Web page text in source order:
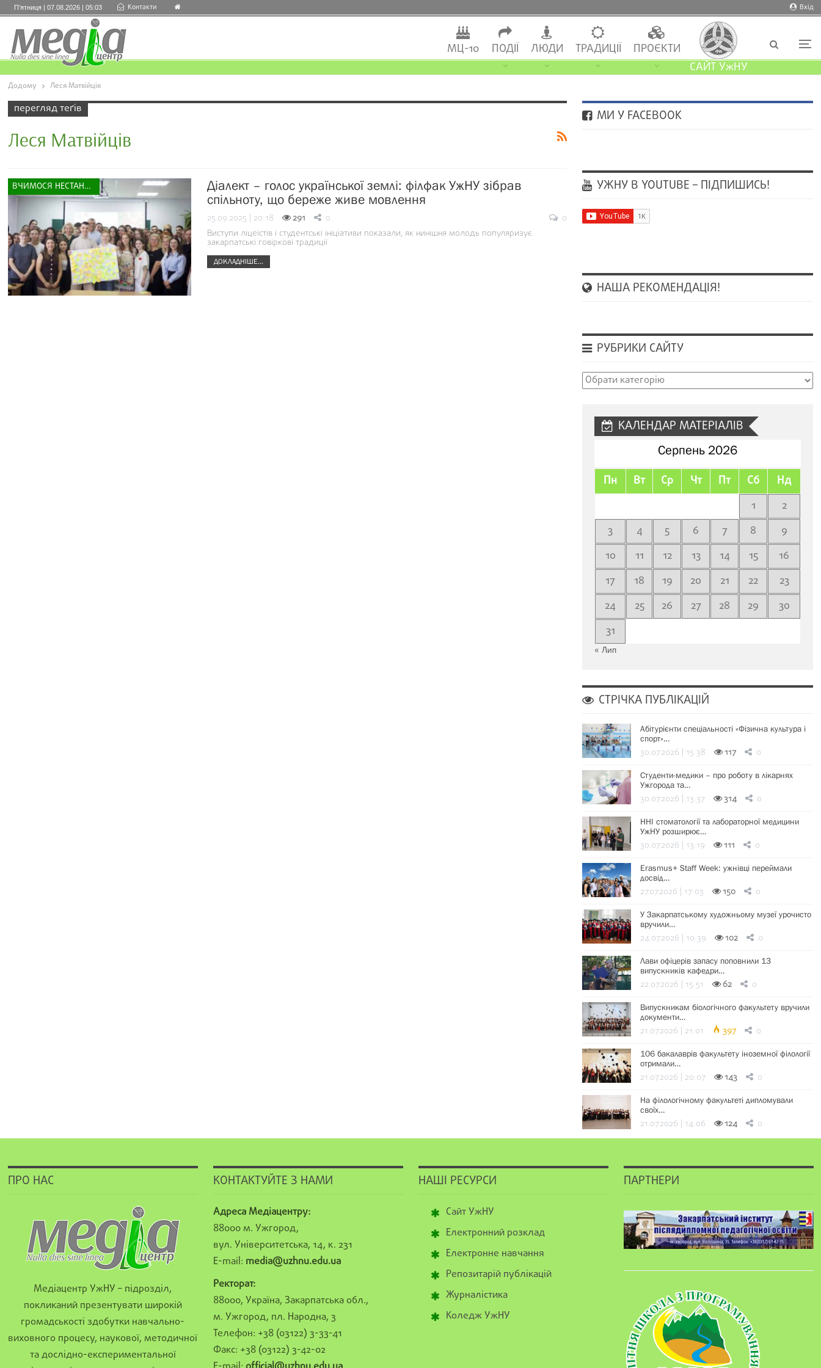
Вхід
П’ятниця | 07.08.2026 | 05:03 Контакти
МЦ-10 ПОДІЇ ЛЮДИ ТРАДИЦІЇ
ПРОЄКТИ
САЙТ УжНУ
Додому Леся Матвійців
перегляд теґів
Леся Матвійців
ВЧИМОСЯ НЕСТАНДАРТНО
Діалект – голос української землі: філфак УжНУ зібрав
спільноту, що береже живе мовлення
25.09.2025 | 20:18 291 0
0
Виступи ліцеїстів і студентські ініціативи показали, як нинішня молодь популяризує
закарпатські говіркові традиції
ДОКЛАДНІШЕ...
МИ У FACEBOOK
УЖНУ В YOUTUBE – ПІДПИШИСЬ!
НАША РЕКОМЕНДАЦІЯ!
РУБРИКИ САЙТУ
Рубрики
КАЛЕНДАР МАТЕРІАЛІВ
Серпень 2026
Пн Вт Ср Чт Пт Сб Нд
1
2
3
4 5 6 7 8
9
10
11 12 13 14 15
16
17
18 19 20 21 22
23
24
25 26 27 28 29
30
31
« Лип
СТРІЧКА ПУБЛІКАЦІЙ
Абітурієнти спеціальності «Фізична культура і
спорт»…
30.07.2026 | 15:38 117 0
Студенти-медики – про роботу в лікарнях
Ужгорода та…
30.07.2026 | 13:37 314 0
ННІ стоматології та лабораторної медицини
УжНУ розширює…
30.07.2026 | 13:19 111 0
Erasmus+ Staff Week: ужнівці переймали
досвід…
27.07.2026 | 17:03 150 0
У Закарпатському художньому музеї урочисто
вручили…
24.07.2026 | 10:39 102 0
Лави офіцерів запасу поповнили 13
випускників кафедри…
22.07.2026 | 15:51 62 0
Випускникам біологічного факультету вручили
документи…
21.07.2026 | 21:01 397 0
106 бакалаврів факультету іноземної філології
отримали…
21.07.2026 | 20:07 143 0
На філологічному факультеті дипломували
своїх…
21.07.2026 | 14:06 124 0
ПРО НАС
Медіацентр УжНУ – підрозділ,
покликаний презентувати широкій
громадськості здобутки навчально-
виховного процесу, наукової, методичної
та дослідно-експериментальної
КОНТАКТУЙТЕ З НАМИ
Адреса Медіацентру:
88000 м. Ужгород,
вул. Університетська, 14, к. 231
E-mail: media@uzhnu.edu.ua
Ректорат:
88000, Україна, Закарпатська обл.,
м. Ужгород, пл. Народна, 3
Телефон: +38 (03122) 3-33-41
Факс: +38 (03122) 3-42-02
НАШІ РЕСУРСИ
Сайт УжНУ
Електронний розклад
Електронне навчання
Репозитарій публікацій
Журналістика
Коледж УжНУ
ПАРТНЕРИ